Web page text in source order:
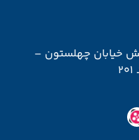
خیابان چهلستون –